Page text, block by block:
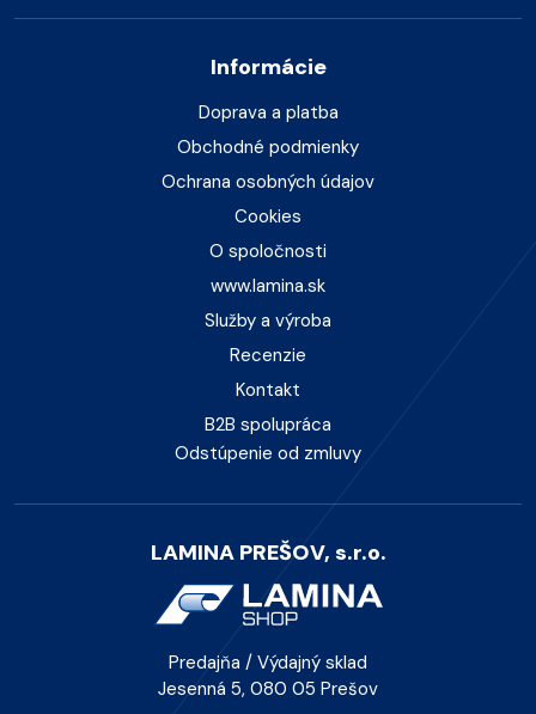
Informácie
Doprava a platba
Obchodné podmienky
Ochrana osobných údajov
Cookies
O spoločnosti
www.lamina.sk
Služby a výroba
Recenzie
Kontakt
B2B spolupráca
Odstúpenie od zmluvy
LAMINA PREŠOV, s.r.o.
Predajňa / Výdajný sklad
Jesenná 5, 080 05 Prešov